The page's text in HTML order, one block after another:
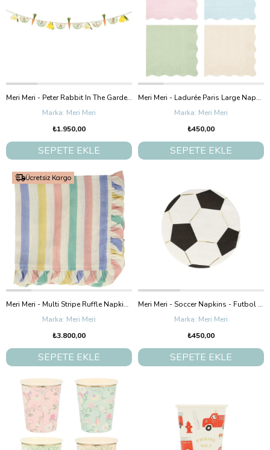
Meri Meri - Peter Rabbit In The Garden Garland - Peter Rabbit Bahçede Asılan Süs
Meri Meri
₺1.950,00
SEPETE EKLE
Meri Meri - Ladurée Paris Large Napkins - Ladurée Paris Peçeteler - L - 16'Lı
Meri Meri
₺450,00
SEPETE EKLE
Meri Meri - Multi Stripe Ruffle Napkins - Çok Çizgili Fırfırlı Kumaş Peçeteler - 4'Lü
Meri Meri
₺3.800,00
SEPETE EKLE
Ücretsiz Kargo
Meri Meri - Soccer Napkins - Futbol Peçeteler - 16'Lı
Meri Meri
₺450,00
SEPETE EKLE